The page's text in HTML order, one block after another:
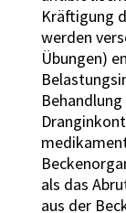
Kräftigung
werden
Übungen)
als das
aus der